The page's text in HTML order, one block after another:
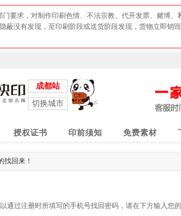
要求，对制作印刷色情、不法宗教、代开发票、赌博
蔽没有发现，至印刷阶段或送货阶段发现，货物立即销
成都站
切换城市
授权证书 印前须知 免费素材
找回来！
通过注册时所填写的手机号找回密码，请在下方输入您的